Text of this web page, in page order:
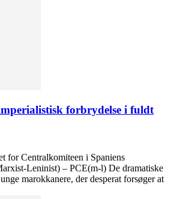
forbrydelse i fuldt
for Centralkomiteen i Spaniens
Leninist) – PCE(m-l) De dramatiske
marokkanere, der desperat forsøger at